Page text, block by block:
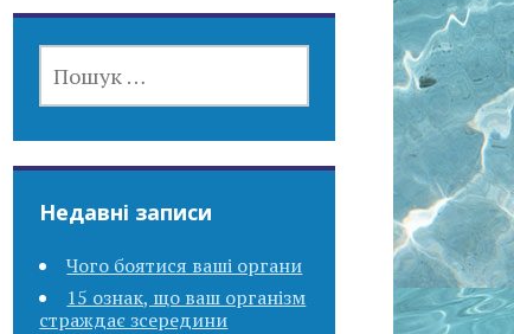
Недавні записи
Чого боятися ваші органи
15 ознак, що ваш організм
страждає зсередини